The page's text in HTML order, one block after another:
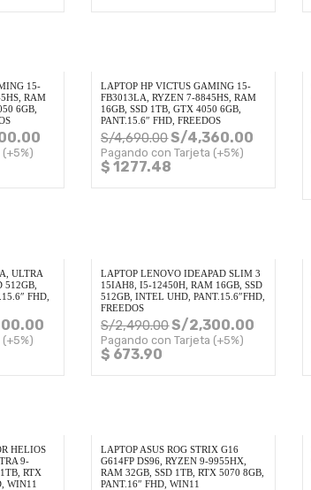
15-
RAM
6GB,
LAPTOP HP VICTUS GAMING 15-
FB3013LA, RYZEN 7-8845HS, RAM
16GB, SSD 1TB, GTX 4050 6GB,
PANT.15.6″ FHD, FREEDOS
S/4,690.00S/4,360.00
Pagando con Tarjeta (+5%)
$ 1277.48
ULTRA
512GB,
FHD,
LAPTOP LENOVO IDEAPAD SLIM 3
15IAH8, I5-12450H, RAM 16GB, SSD
512GB, INTEL UHD, PANT.15.6″FHD,
FREEDOS
S/2,490.00S/2,300.00
Pagando con Tarjeta (+5%)
$ 673.90
HELIOS
9-
RTX
WIN11
LAPTOP ASUS ROG STRIX G16
G614FP DS96, RYZEN 9-9955HX,
RAM 32GB, SSD 1TB, RTX 5070 8GB,
PANT.16″ FHD, WIN11